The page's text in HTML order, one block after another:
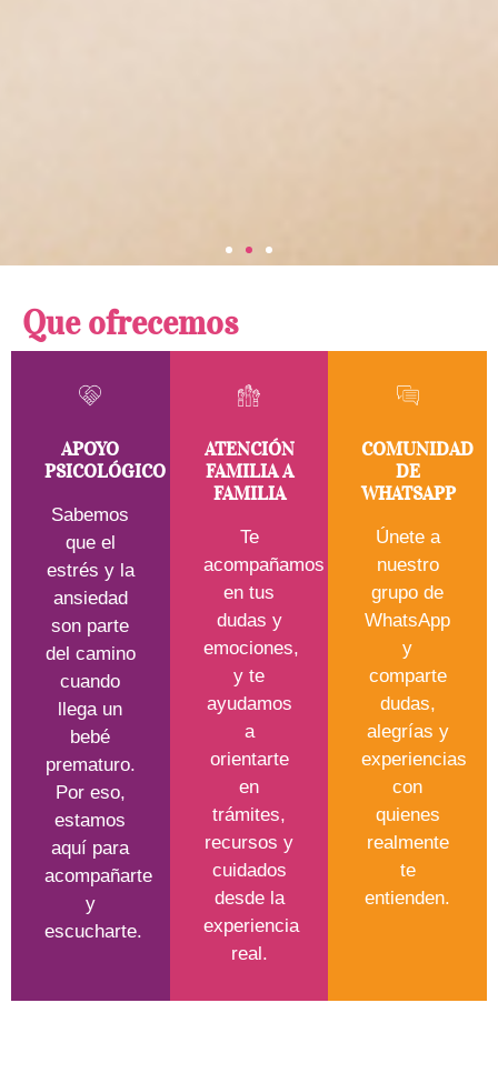
Programa ConTacto
Apoyo integral a bebés
más información
Que ofrecemos
APOYO
PSICOLÓGICO
Sabemos
que el
estrés y la
ansiedad
son parte
del camino
cuando
llega un
bebé
prematuro.
Por eso,
estamos
aquí para
acompañarte
y
escucharte.
ATENCIÓN
FAMILIA A
FAMILIA
Te
acompañamos
en tus
dudas y
emociones,
y te
ayudamos
a
orientarte
en
trámites,
recursos y
cuidados
desde la
experiencia
real.
COMUNIDAD
DE
WHATSAPP
Únete a
nuestro
grupo de
WhatsApp
y
comparte
dudas,
alegrías y
experiencias
con
quienes
realmente
te
entienden.